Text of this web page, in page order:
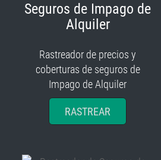
Seguros de Impago de
Alquiler
Rastreador de precios y
coberturas de seguros de
Impago de Alquiler
RASTREAR